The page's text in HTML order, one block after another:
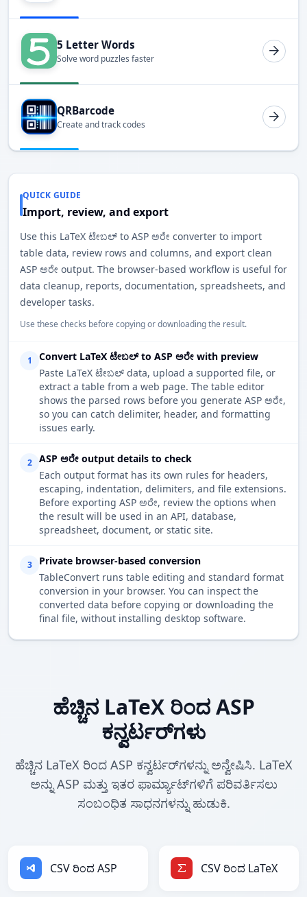
5 Letter Words
Solve word puzzles faster
QRBarcode
Create and track codes
QUICK GUIDE
Import, review, and export
Use this LaTeX ಟೇಬಲ್ to ASP ಅರೇ converter to import
table data, review rows and columns, and export clean
ASP ಅರೇ output. The browser-based workflow is useful for
data cleanup, reports, documentation, spreadsheets, and
developer tasks.
Use these checks before copying or downloading the result.
1
Convert LaTeX ಟೇಬಲ್ to ASP ಅರೇ with preview
Paste LaTeX ಟೇಬಲ್ data, upload a supported file, or
extract a table from a web page. The table editor
shows the parsed rows before you generate ASP ಅರೇ,
so you can catch delimiter, header, and formatting
issues early.
2
ASP ಅರೇ output details to check
Each output format has its own rules for headers,
escaping, indentation, delimiters, and file extensions.
Before exporting ASP ಅರೇ, review the options when
the result will be used in an API, database,
spreadsheet, document, or static site.
3
Private browser-based conversion
TableConvert runs table editing and standard format
conversion in your browser. You can inspect the
converted data before copying or downloading the
final file, without installing desktop software.
ಹೆಚ್ಚಿನ LaTeX ರಿಂದ ASP
ಕನ್ವರ್ಟರ್‌ಗಳು
ಹೆಚ್ಚಿನ LaTeX ರಿಂದ ASP ಕನ್ವರ್ಟರ್‌ಗಳನ್ನು ಅನ್ವೇಷಿಸಿ. LaTeX
ಅನ್ನು ASP ಮತ್ತು ಇತರ ಫಾರ್ಮ್ಯಾಟ್‌ಗಳಿಗೆ ಪರಿವರ್ತಿಸಲು
ಸಂಬಂಧಿತ ಸಾಧನಗಳನ್ನು ಹುಡುಕಿ.
CSV ರಿಂದ ASP CSV ರಿಂದ LaTeX